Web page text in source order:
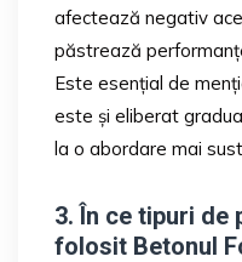
afectează negativ
păstrează
Este esențial de
este și eliberat
la o abordare mai
3. În ce tipuri de
folosit Betonul